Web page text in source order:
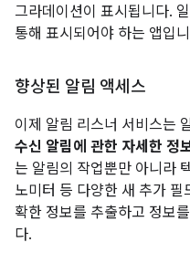
그라데이션이 표시됩니다.
통해 표시되어야 하는 앱입
향상된 알림 액세스
이제 알림 리스너 서비스는
수신 알림에 관한 자세한 정
는 알림의 작업뿐만 아니라
노미터 등 다양한 새 추가
확한 정보를 추출하고 정보
다.